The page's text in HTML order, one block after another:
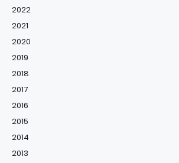
2022
2021
2020
2019
2018
2017
2016
2015
2014
2013